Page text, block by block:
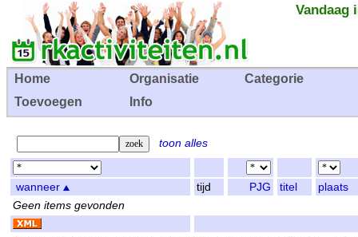
Vandaag
Home Organisatie
Categorie
Toevoegen
Info
toon alles
wanneer tijd PJG titel
plaats
Geen items gevonden